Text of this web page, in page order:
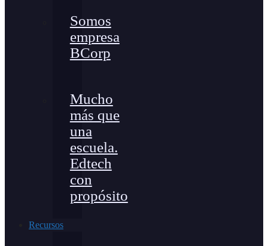
Somos
empresa
BCorp
Mucho
más que
una
escuela.
Edtech
con
propósito
Recursos